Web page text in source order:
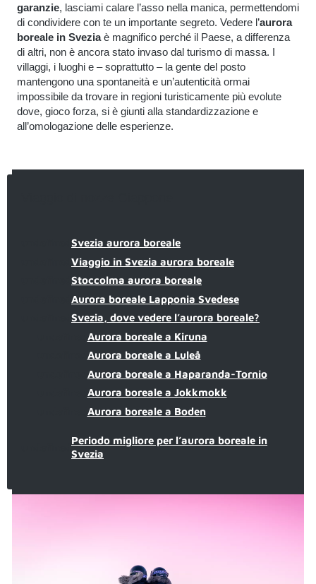
garanzie, lasciami calare l’asso nella manica, permettendomi
di condividere con te un importante segreto. Vedere l’aurora
boreale in Sveziaè magnifico perché il Paese, a differenza
di altri, non è ancora stato invaso dal turismo di massa. I
villaggi, i luoghi e – soprattutto – la gente del posto
mantengono una spontaneità e un’autenticità ormai
impossibile da trovare in regioni turisticamente più evolute
dove, gioco forza, si è giunti alla standardizzazione e
all’omologazione delle esperienze.
Svezia aurora boreale
Viaggio in Svezia aurora boreale
Stoccolma aurora boreale
Aurora boreale Lapponia Svedese
Svezia, dove vedere l’aurora boreale?
Aurora boreale a Kiruna
Aurora boreale a Luleå
Aurora boreale a Haparanda-Tornio
Aurora boreale a Jokkmokk
Aurora boreale a Boden
Periodo migliore per l’aurora boreale in
Svezia